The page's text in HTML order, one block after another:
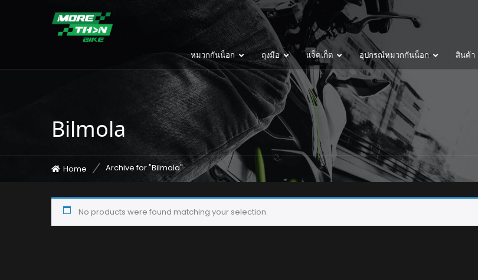
หมวกกันน็อก ถุงมือ แจ็คเก็ต อุปกรณ์หมวกกันน็อก สินค้า
Bilmola
Home Archive for "Bilmola"
No products were found matching your selection.